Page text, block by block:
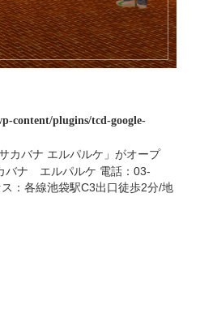
content/plugins/tcd-google-
カバナ エルパルケ」がオープ
バナ エルパルケ 電話：03-
：各線池袋駅C3出口徒歩2分/地